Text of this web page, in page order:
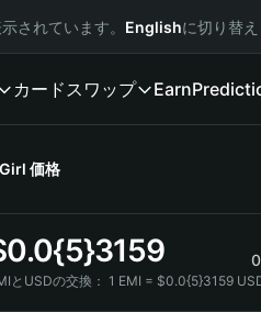
されています。 Englishに切り替え
カードスワップ Earn
価格
0.0{5}3159
とUSDの交換： 1 EMI = $0.0{5}3159